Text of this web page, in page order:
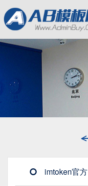
imtoken官方